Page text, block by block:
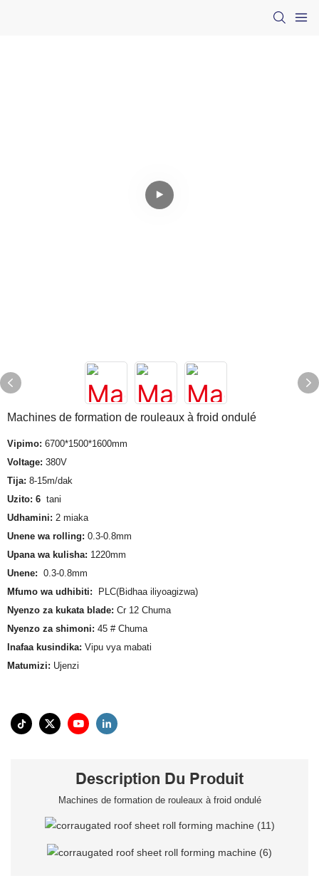
Machines de formation de rouleaux à froid ondulé
Vipimo: 6700*1500*1600mm
Voltage: 380V
Tija: 8-15m/dak
Uzito: 6 tani
Udhamini: 2 miaka
Unene wa rolling: 0.3-0.8mm
Upana wa kulisha: 1220mm
Unene: 0.3-0.8mm
Mfumo wa udhibiti:
PLC(Bidhaa iliyoagizwa)
Nyenzo za kukata blade: Cr 12 Chuma
Nyenzo za shimoni: 45 # Chuma
Inafaa kusindika: Vipu vya mabati
Matumizi: Ujenzi
Description Du Produit
Machines de formation de rouleaux à froid ondulé